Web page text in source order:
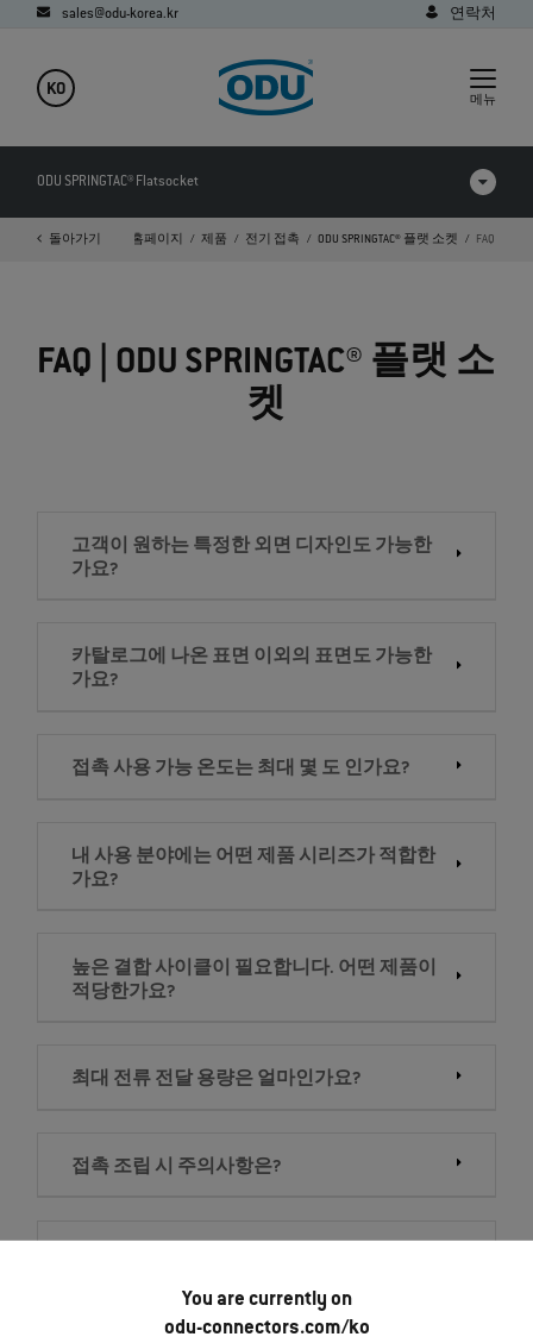
You are currently on
odu-connectors.com/ko
sales@odu-korea.kr 연락처
KO
메뉴
ODU SPRINGTAC® Flatsocket
제품 비교
다운로드
돌아가기 홈페이지 제품 전기 접촉 ODU SPRINGTAC® 플랫 소켓 FAQ
FAQ | ODU SPRINGTAC® 플랫 소
켓
고객이 원하는 특정한 외면 디자인도 가능한
가요?
카탈로그에 나온 표면 이외의 표면도 가능한
가요?
접촉 사용 가능 온도는 최대 몇 도 인가요?
내 사용 분야에는 어떤 제품 시리즈가 적합한
가요?
높은 결합 사이클이 필요합니다. 어떤 제품이
적당한가요?
최대 전류 전달 용량은 얼마인가요?
접촉 조립 시 주의사항은?